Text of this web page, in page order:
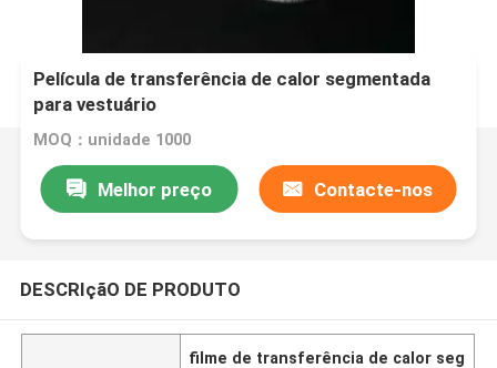
Película de transferência de calor segmentada
para vestuário
MOQ：unidade 1000
Melhor preço Contacte-nos
DESCRIçãO DE PRODUTO
filme de transferência de calor seg